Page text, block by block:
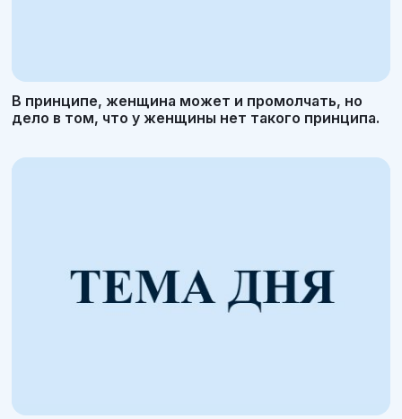
В принципе, женщина может и промолчать, но
дело в том, что у женщины нет такого принципа.